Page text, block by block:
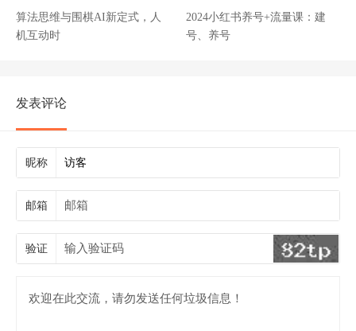
算法思维与围棋AI新定式，人
机互动时
2024小红书养号+流量课：建
号、养号
发表评论
昵称
邮箱
验证